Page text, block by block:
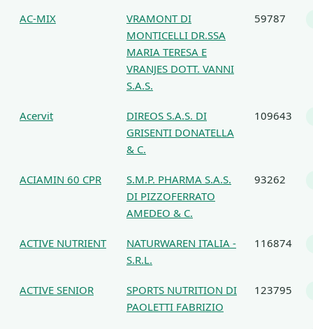
AC-MIX
VRAMONT DI
MONTICELLI DR.SSA
MARIA TERESA E
VRANJES DOTT. VANNI
S.A.S.
59787
Acervit
DIREOS S.A.S. DI
GRISENTI DONATELLA
& C.
109643
ACIAMIN 60 CPR
S.M.P. PHARMA S.A.S.
DI PIZZOFERRATO
AMEDEO & C.
93262
ACTIVE NUTRIENT
NATURWAREN ITALIA -
S.R.L.
116874
ACTIVE SENIOR
SPORTS NUTRITION DI
PAOLETTI FABRIZIO
123795